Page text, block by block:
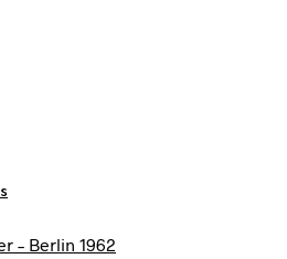
– Berlin 1962